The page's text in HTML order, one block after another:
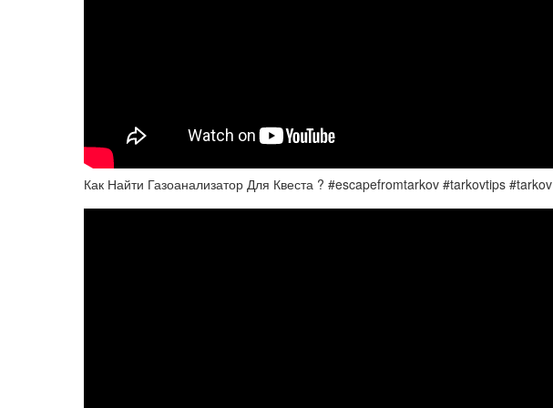
Как Найти Газоанализатор Для Квеста ? #escapefromtarkov #tarkovtips #tarkov